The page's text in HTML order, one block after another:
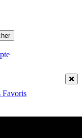
Favoris